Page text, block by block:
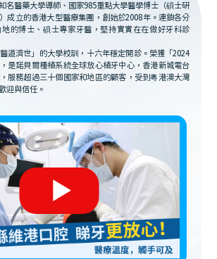
名醫藥大學導師、國家985重點大學醫學博士（碩士研
成立的香港大型醫療集團，創始於2008年。連鎖各分
地的博士、碩士專家牙醫，堅持實實在在做好牙科診
道濟世」的大學校訓，十六年穩定開診。榮獲「2024
是諾貝爾種植系統全球放心植牙中心，香港新城電台
服務超過三十個國家和地區的顧客，受到粵港澳大灣
迎與信任。